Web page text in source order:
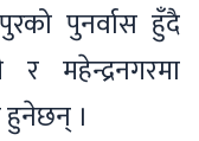
पुनर्वास हुँदै
महेन्द्रनगरमा
हुनेछन् ।